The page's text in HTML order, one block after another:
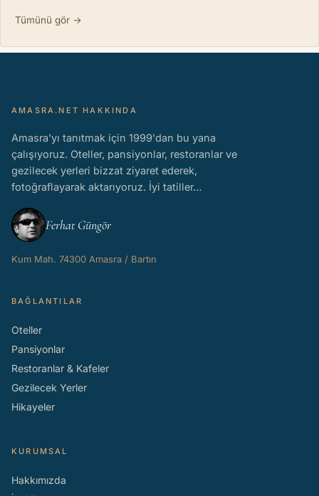
Tümünü gör →
AMASRA.NET HAKKINDA
Amasra'yı tanıtmak için 1999'dan bu yana
çalışıyoruz. Oteller, pansiyonlar, restoranlar ve
gezilecek yerleri bizzat ziyaret ederek,
fotoğraflayarak aktarıyoruz. İyi tatiller…
Ferhat Güngör
Kum Mah. 74300 Amasra / Bartın
BAĞLANTILAR
Oteller
Pansiyonlar
Restoranlar & Kafeler
Gezilecek Yerler
Hikayeler
KURUMSAL
Hakkımızda